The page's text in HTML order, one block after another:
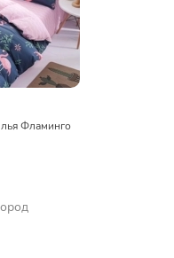
Фламинго